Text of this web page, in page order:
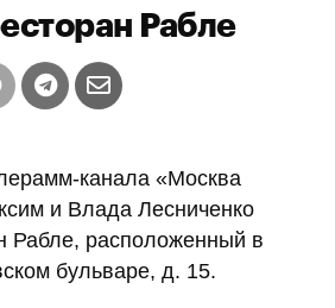
Рабле
канала «Москва
и Влада Лесниченко
Рабле, расположенный в
бульваре, д. 15.